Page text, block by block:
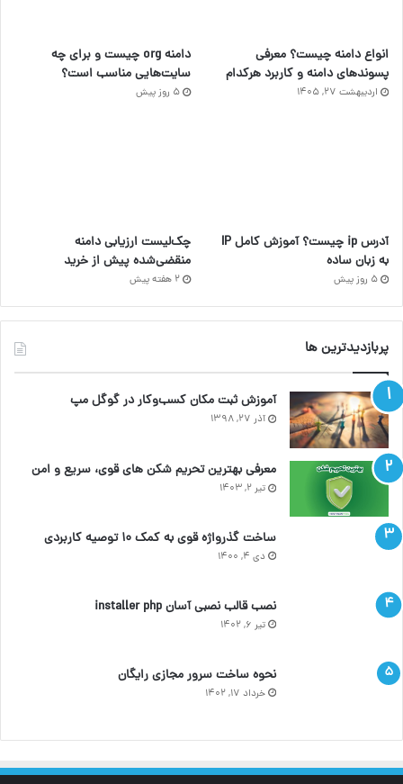
انواع دامنه چیست؟ معرفی
پسوندهای دامنه و کاربرد هرکدام
اردیبهشت ۲۷, ۱۴۰۵
دامنه org چیست و برای چه
سایت‌هایی مناسب است؟
5 روز پیش
آدرس ip چیست؟ آموزش کامل IP
به زبان ساده
5 روز پیش
چک‌لیست ارزیابی دامنه
منقضی‌شده پیش از خرید
2 هفته پیش
پربازدیدترین ها
آموزش ثبت مکان کسب‌وکار در گوگل مپ
آذر ۲۷, ۱۳۹۸
معرفی بهترین تحریم شکن های قوی، سریع و امن
تیر ۲, ۱۴۰۳
ساخت گذرواژه قوی به کمک ۱۰ توصیه کاربردی
دی ۴, ۱۴۰۰
نصب قالب نصبی آسان installer php
تیر ۶, ۱۴۰۲
نحوه ساخت سرور مجازی رایگان
خرداد ۱۷, ۱۴۰۲